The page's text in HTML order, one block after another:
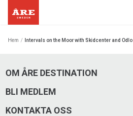
Hem / Intervals on the Moor with Skidcenter and Odlo
OM ÅRE DESTINATION
BLI MEDLEM
KONTAKTA OSS